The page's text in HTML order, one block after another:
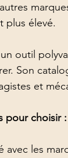
plus élevé.
outil
Son
et
pour choisir :
avec les